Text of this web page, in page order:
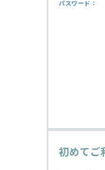
パスワード：
初めてご